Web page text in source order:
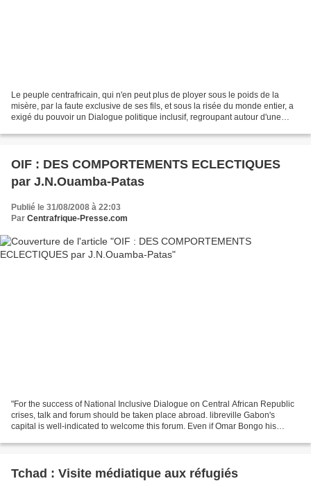
Le peuple centrafricain, qui n'en peut plus de ployer sous le poids de la
misère, par la faute exclusive de ses fils, et sous la risée du monde entier, a
exigé du pouvoir un Dialogue politique inclusif, regroupant autour d'une
OIF : DES COMPORTEMENTS ECLECTIQUES
par J.N.Ouamba-Patas
Publié le 31/08/2008 à 22:03
Par Centrafrique-Presse.com
"For the success of National Inclusive Dialogue on Central African Republic
crises, talk and forum should be taken place abroad. libreville Gabon's
capital is well-indicated to welcome this forum. Even if Omar Bongo his
Tchad : Visite médiatique aux réfugiés